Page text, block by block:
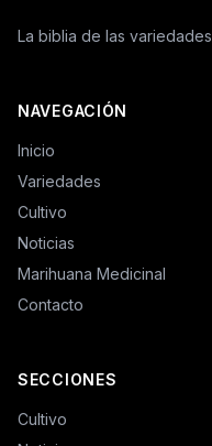
La biblia de las variedades
NAVEGACIÓN
Inicio
Variedades
Cultivo
Noticias
Marihuana Medicinal
Contacto
SECCIONES
Cultivo